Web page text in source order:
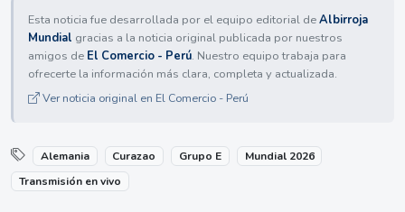
Esta noticia fue desarrollada por el equipo editorial deAlbirroja
Mundial gracias a la noticia original publicada por nuestros
amigos de El Comercio - Perú. Nuestro equipo trabaja para
ofrecerte la información más clara, completa y actualizada.
Ver noticia original en El Comercio - Perú
Alemania Curazao Grupo E
Mundial 2026
Transmisión en vivo